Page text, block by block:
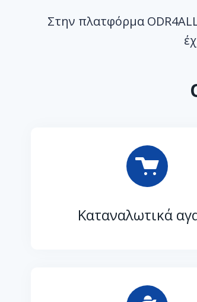
Στην πλατφόρμα
Καταναλωτικά